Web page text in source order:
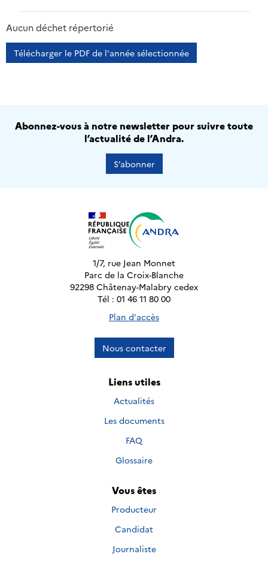
2013 2014
Aucun déchet répertorié
Télécharger le PDF de l'année sélectionnée
Abonnez-vous à notre newsletter pour suivre toute
l’actualité de l’Andra.
S’abonner
1/7, rue Jean Monnet
Parc de la Croix-Blanche
92298 Châtenay-Malabry cedex
Tél : 01 46 11 80 00
Plan d'accès
Nous contacter
Liens utiles
Actualités
Les documents
FAQ
Glossaire
Vous êtes
Producteur
Candidat
Journaliste